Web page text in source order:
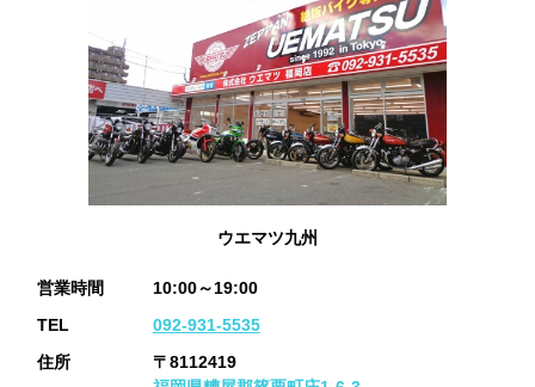
ウエマツ九州
営業時間
10:00～19:00
TEL
092-931-5535
住所
〒8112419